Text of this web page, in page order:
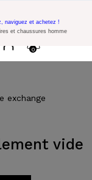
sur 300€ d'achat
0
naviguez et achetez !
et chaussures homme
exchange
vide